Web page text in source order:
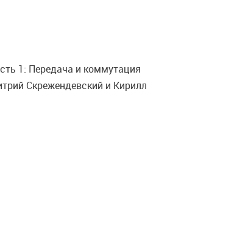
1: Передача и коммутация
Скрежендевский и Кирилл